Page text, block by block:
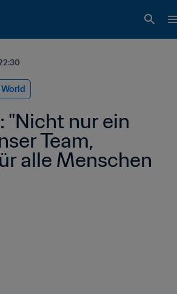
"Nicht nur ein
Team,
alle Menschen